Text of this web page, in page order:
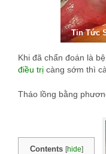
Tin Tức
Khi đã chẩn đoán là
điều trị càng sớm thì
Tháo lồng bằng
Contents [hide]